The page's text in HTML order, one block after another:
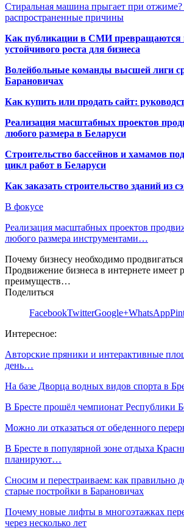
Стиральная машина прыгает при
распространенные причины
Как публикации в СМИ превращаются
устойчивого роста для бизнеса
Волейбольные команды высшей лиги
Барановичах
Как купить или продать сайт:
Реализация масштабных проектов
любого размера в Беларуси
Строительство бассейнов и хамамов
цикл работ в Беларуси
Как заказать строительство зданий из
В фокусе
Реализация масштабных проектов
любого размера инструментами…
Почему бизнесу необходимо
Продвижение бизнеса в интернете имеет
преимуществ…
Поделиться
FacebookTwitterGoogle+WhatsApp
Интересное:
Авторские пряники и интерактивные
день…
На базе Дворца водных видов спорта в
В Бресте прошёл чемпионат Республики
Можно ли отказаться от обеденного
В Бресте в популярной зоне отдыха
планируют…
Сносим и перестраиваем: как правильно
старые постройки в Барановичах
Почему новые лифты в многоэтажках
через несколько лет